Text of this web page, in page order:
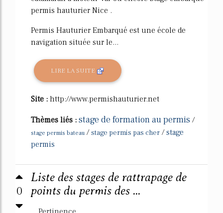
permis hauturier Nice .
Permis Hauturier Embarqué est une école de
navigation située sur le...
LIRE LA SUITE
Site : http://www.permishauturier.net
Thèmes liés : stage de formation au permis /
stage permis bateau /stage permis pas cher /stage
permis
0
Liste des stages de rattrapage de
points du permis des ...